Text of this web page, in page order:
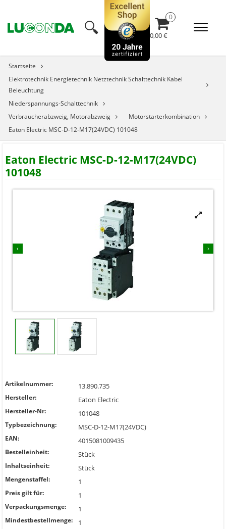
🔍︎ 0,00 €
Startseite
Elektrotechnik Energietechnik Netztechnik Schalttechnik Kabel
Beleuchtung
Niederspannungs-Schalttechnik
Verbraucherabzweig, Motorabzweig
Motorstarterkombination
Eaton Electric MSC-D-12-M17(24VDC) 101048
Eaton Electric MSC-D-12-M17(24VDC)
101048
‹ ›


Artikelnummer: 13.890.735
Hersteller: Eaton Electric
Hersteller-Nr: 101048
Typbezeichnung: MSC-D-12-M17(24VDC)
EAN: 4015081009435
Bestelleinheit: Stück
Inhaltseinheit: Stück
Mengenstaffel: 1
Preis gilt für: 1
Verpackungsmenge: 1
Mindestbestellmenge: 1